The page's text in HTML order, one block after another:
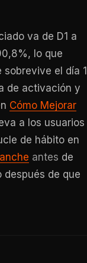
va de D1 a
lo que
el día 1
de activación y
Cómo Mejorar
a los usuarios
de hábito en
antes de
después de que